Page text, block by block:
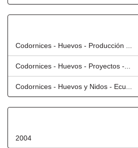
Codornices - Huevos - Producción ...
Codornices - Huevos - Proyectos -...
Codornices - Huevos y Nidos - Ecu...
2004